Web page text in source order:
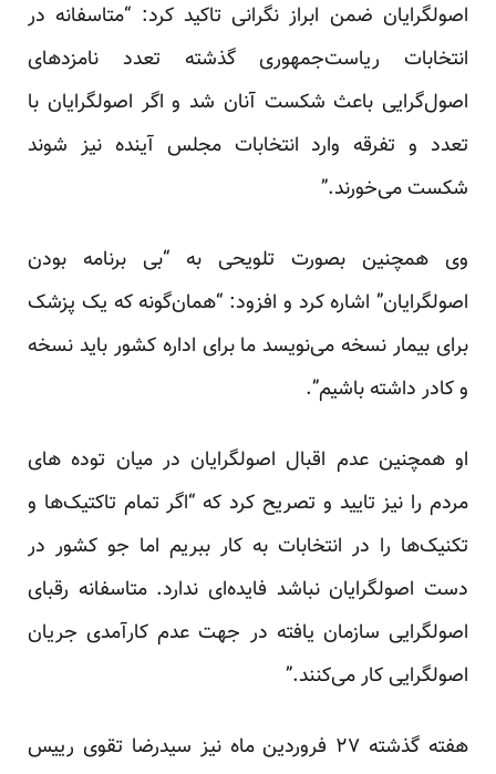
اصولگرایان ضمن ابراز نگرانی تاکید کرد: “متاسفانه در
انتخابات ریاست‌جمهوری گذشته تعدد نامزدهای
اصول‌گرایی باعث شکست آنان شد و اگر اصولگرایان با
تعدد و تفرقه وارد انتخابات مجلس آینده نیز شوند
شکست می‌خورند.”
وی همچنین بصورت تلویحی به “بی برنامه بودن
اصولگرایان” اشاره کرد و افزود: “همان‌گونه که یک پزشک
برای بیمار نسخه می‌نویسد ما برای اداره کشور باید نسخه
و کادر داشته باشیم”.
او همچنین عدم اقبال اصولگرایان در میان توده های
مردم را نیز تایید و تصریح کرد که “اگر تمام تاکتیک‌ها و
تکنیک‌ها را در انتخابات به کار ببریم اما جو کشور در
دست اصولگرایان نباشد فایده‌ای ندارد. متاسفانه رقبای
اصولگرایی سازمان یافته در جهت عدم کارآمدی جریان
اصولگرایی کار می‌کنند.”
هفته گذشته ۲۷ فروردین ماه نیز سیدرضا تقوی رییس